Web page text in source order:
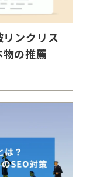
ンクリス
の推薦